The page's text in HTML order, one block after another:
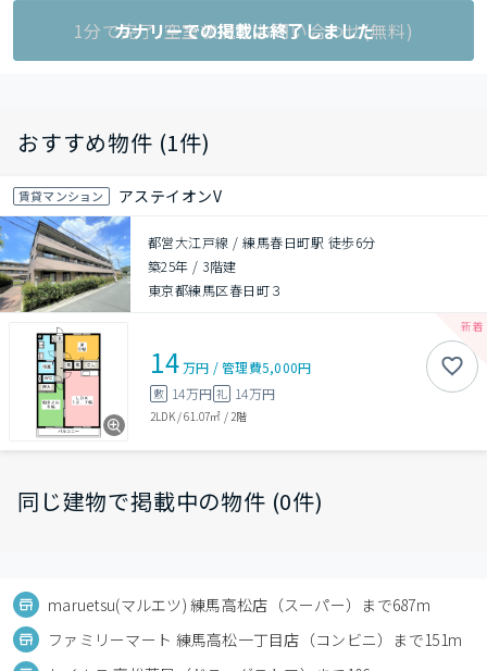
1分で完了!空室状況をお問い合わせ(無料)
カナリーでの掲載は終了しました
おすすめ物件 (1件)
賃貸マンション アステイオンV
都営大江戸線 / 練馬春日町駅 徒歩6分
築25年 / 3階建
東京都練馬区春日町３
14万円 /管理費5,000円
敷 14万円 礼 14万円
2LDK/61.07㎡ / 2階
同じ建物で掲載中の物件 (0件)
maruetsu(マルエツ) 練馬高松店（スーパー）まで687m
ファミリーマート 練馬高松一丁目店（コンビニ）まで151m